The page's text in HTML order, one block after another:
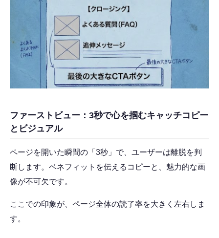
ファーストビュー：3秒で心を掴むキャッチコピー
とビジュアル
ページを開いた瞬間の「3秒」で、ユーザーは離脱を判
断します。ベネフィットを伝えるコピーと、魅力的な画
像が不可欠です。
ここでの印象が、ページ全体の読了率を大きく左右しま
す。